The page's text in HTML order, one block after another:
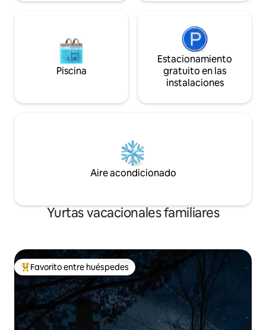
Piscina
Estacionamiento
gratuito en las
instalaciones
Aire acondicionado
Yurtas vacacionales familiares
Favorito entre huéspedes preferido
Favorito entre huéspedes